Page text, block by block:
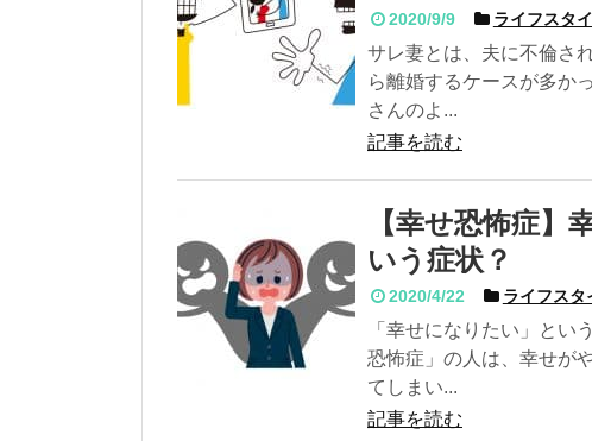
2020/9/9 ライフスタ
サレ妻とは、夫に不倫さ
ら離婚するケースが多か
さんのよ...
記事を読む
【幸せ恐怖症
いう症状？
2020/4/22 ライフスタ
「幸せになりたい」とい
恐怖症」の人は、幸せが
てしまい...
記事を読む